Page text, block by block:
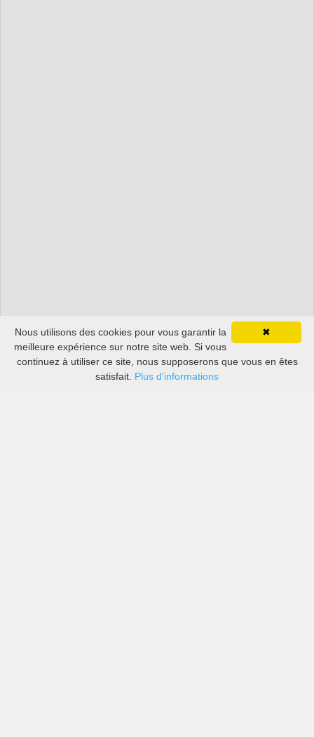
✖
Nous utilisons des cookies pour vous garantir la
meilleure expérience sur notre site web. Si vous
continuez à utiliser ce site, nous supposerons que vous en êtes
satisfait. Plus d'informations